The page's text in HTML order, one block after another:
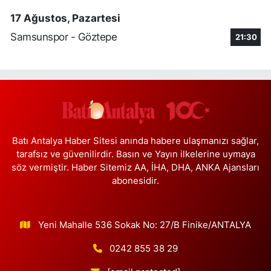
Kağıthane Sağlık Eczanesi
Nurtepe Mahallesi, Şehit Mustafa Burcu Caddesi No:27 A
Kağıthane İstanbul
Yeni Mahallesi, 7053 Sokak No:23 B Silivri İstanbul
Buse Eczanesi
Rüzgarlıbahçe Mahallesi, Ferit İnal Caddesi No:35 B Beykoz
Tahtakale Mahallesi, Firuze Çiçeği Sokak No:4 S Dükkan:128
17 Ağustos, Pazartesi
Samsunspor - Göztepe
21:30
Batı Antalya Haber Sitesi anında habere ulaşmanızı sağlar,
tarafsız ve güvenilirdir. Basın ve Yayın ilkelerine uymaya
söz vermiştir. Haber Sitemiz AA, İHA, DHA, ANKA Ajansları
abonesidir.
Yeni Mahalle 536 Sokak No: 27/B Finike/ANTALYA
0242 855 38 29